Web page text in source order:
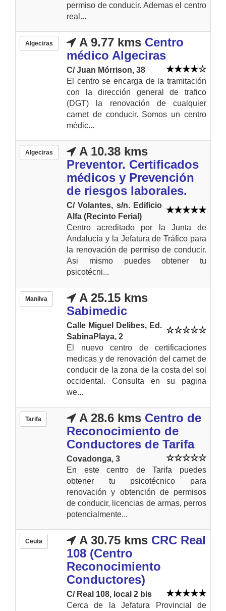
permiso de conducir. Ademas el centro
real...
Algeciras A 9.77 kms Centro
médico Algeciras
C/ Juan Mórrison, 38
El centro se encarga de la tramitación
con la dirección general de trafico
(DGT) la renovación de cualquier
carnet de conducir. Somos un centro
médic...
Algeciras
A 10.38 kms
Preventor. Certificados
médicos y Prevención
de riesgos laborales.
C/ Volantes, s/n. Edificio
Alfa (Recinto Ferial)
Centro acreditado por la Junta de
Andalucía y la Jefatura de Tráfico para
la renovación de permiso de conducir.
Asi mismo puedes obtener tu
psicotécni...
Manilva
A 25.15 kms
Sabimedic
Calle Miguel Delibes, Ed.
SabinaPlaya, 2
El nuevo centro de certificaciones
medicas y de renovación del carnet de
conducir de la zona de la costa del sol
occidental. Consulta en su pagina
we...
Tarifa A 28.6 kms Centro de
Reconocimiento de
Conductores de Tarifa
Covadonga, 3
En este centro de Tarifa puedes
obtener tu psicotécnico para
renovación y obtención de permisos
de conducir, licencias de armas, perros
potencialmente...
Ceuta A 30.75 kms CRC Real
108 (Centro
Reconocimiento
Conductores)
C/ Real 108, local 2 bis
Cerca de la Jefatura Provincial de